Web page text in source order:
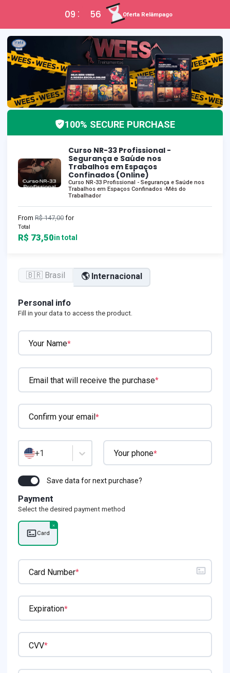
09 56 Oferta Relâmpago
100% SECURE PURCHASE
Curso NR-33 Profissional -
Segurança e Saúde nos
Trabalhos em Espaços
Confinados (Online)
Curso NR-33 Profissional - Segurança e Saúde nos
Trabalhos em Espaços Confinados -Mês do
Trabalhador
From R$ 147,00 for
Total
R$ 73,50in total
🇧🇷 Brasil 🌎 Internacional
Personal info
Fill in your data to access the product.
Your Name*
Email that will receive the purchase*
Confirm your email*
+1 Your phone*
Save data for next purchase?
Payment
Select the desired payment method
Card
Card Number*
Expiration*
CVV*